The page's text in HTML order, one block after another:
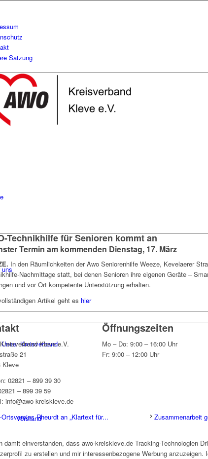
Satzung
uns
Unser Kreisverband
Vorstand
Technikhilfe für Senioren kommt an
Termin am kommenden Dienstag, 17. März
In den Räumlichkeiten der Awo Seniorenhilfe Weeze, Kevelaerer
Nachmittage statt, bei denen Senioren ihre eigenen Geräte –
und vor Ort kompetente Unterstützung erhalten.
Artikel geht es hier
Kleve e.V.
21
Kleve
02821 – 899 39 30
– 899 39 59
info@awo-kreiskleve.de
Öffnungszeiten
Mo – Do: 9:00 – 16:00 Uhr
Fr: 9:00 – 12:00 Uhr
Rheurdt an „Klartext für... Zusammenarbeit
damit einverstanden, dass awo-kreiskleve.de Tracking-Technologien
zu erstellen und mir interessenbezogene Werbung